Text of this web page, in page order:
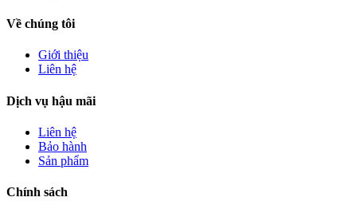
Về chúng tôi
Giới thiệu
Liên hệ
Dịch vụ hậu mãi
Liên hệ
Bảo hành
Sản phẩm
Chính sách